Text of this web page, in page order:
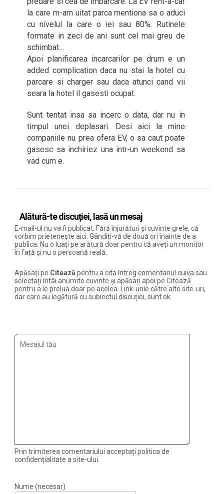
la care m-am uitat parca mentiona sa o aduci
cu nivelul la care o iei sau 80%. Rutinele
formate in zeci de ani sunt cel mai greu de
schimbat…
Apoi planificarea incarcarilor pe drum e un
added complication daca nu stai la hotel cu
parcare si charger sau daca atunci cand vii
seara la hotel il gasesti ocupat.
Sunt tentat insa sa incerc o data, dar nu in
timpul unei deplasari. Desi aici la mine
companiile nu prea ofera EV, o sa caut poate
gasesc sa inchiriez una intr-un weekend sa
vad cum e.
Alătură-te discuției, lasă un mesaj
E-mail-ul nu va fi publicat. Fără înjurături și cuvinte grele, că
vorbim prietenește aici. Gândiți-vă de două ori înainte de a
publica. Nu o luați pe arătură doar pentru că aveți un monitor
în față și nu o persoană reală.
Apăsați pe Citează pentru a cita întreg comentariul cuiva sau
selectați întâi anumite cuvinte și apăsați apoi pe Citează
pentru a le prelua doar pe acelea. Link-urile către alte site-uri,
dar care au legătură cu subiectul discuției, sunt ok.
Prin trimiterea comentariului acceptați politica de
confidențialitate a site-ului.
Nume (necesar)